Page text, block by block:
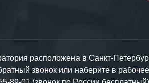
расположена в Санкт-
звонок или наберите в